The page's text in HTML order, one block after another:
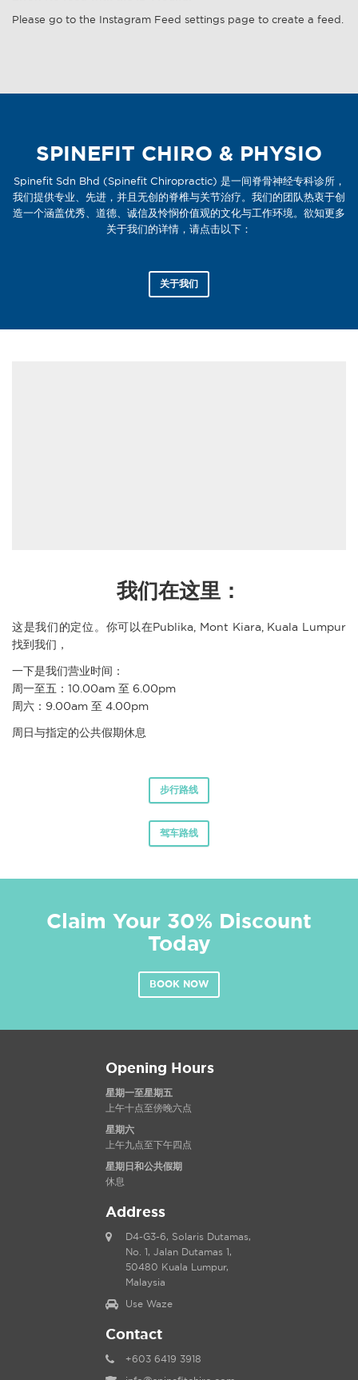
Please go to the Instagram Feed settings page to create a feed.
SPINEFIT CHIRO & PHYSIO
Spinefit Sdn Bhd (Spinefit Chiropractic) 是一间脊骨神经专科诊所，
我们提供专业、先进，并且无创的脊椎与关节治疗。我们的团队热衷于创
造一个涵盖优秀、道德、诚信及怜悯价值观的文化与工作环境。欲知更多
关于我们的详情，请点击以下：
关于我们
我们在这里：
这是我们的定位。你可以在Publika, Mont Kiara, Kuala Lumpur
找到我们，
一下是我们营业时间：
周一至五：10.00am 至 6.00pm
周六：9.00am 至 4.00pm
周日与指定的公共假期休息
步行路线
驾车路线
Claim Your 30% Discount
Today
BOOK NOW
Opening Hours
星期一至星期五
上午十点至傍晚六点
星期六
上午九点至下午四点
星期日和公共假期
休息
Address
D4-G3-6, Solaris Dutamas,
No. 1, Jalan Dutamas 1,
50480 Kuala Lumpur,
Malaysia
Use Waze
Contact
+603 6419 3918